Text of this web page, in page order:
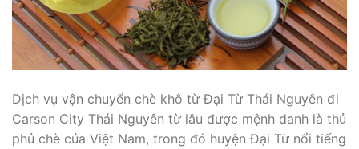
Dịch vụ vận chuyển chè khô từ Đại Từ Thái Nguyên đi
Carson City Thái Nguyên từ lâu được mệnh danh là thủ
phủ chè của Việt Nam, trong đó huyện Đại Từ nổi tiếng